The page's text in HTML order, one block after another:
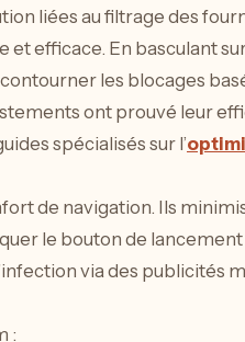
liées au filtrage des
et efficace. En basculant
les blocages
ont prouvé leur
spécialisés sur l’
de navigation. Ils
le bouton de lancement
via des publicités
: